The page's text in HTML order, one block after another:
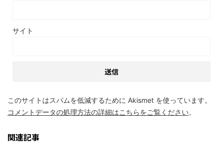
サイト
このサイトはスパムを低減するために Akismet を使っています。
コメントデータの処理方法の詳細はこちらをご覧ください。
関連記事